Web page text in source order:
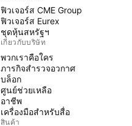
ฟิวเจอร์ส CME Group
ฟิวเจอร์ส Eurex
ชุดหุ้นสหรัฐฯ
เกี่ยวกับบริษัท
พวกเราคือใคร
ภารกิจสำรวจอวกาศ
บล็อก
ศูนย์ช่วยเหลือ
อาชีพ
เครื่องมือสำหรับสื่อ
สินค้า